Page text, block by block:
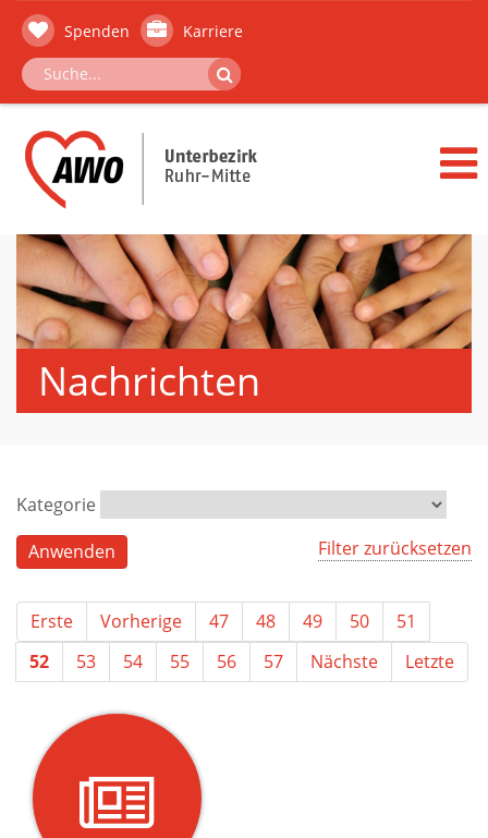
Spenden Karriere
Nachrichten
Kategorie
Filter zurücksetzen
Erste Vorherige 47 48 49 50
51
52
53 54 55 56 57 Nächste Letzte